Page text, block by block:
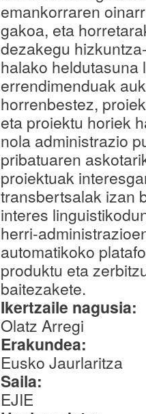
emankorraren
gakoa, eta
dezakegu
halako heldutasuna
errendimenduak
horrenbestez,
eta proiektu horiek
nola administrazio
pribatuaren
proiektuak
transbertsalak izan
interes
herri-
automatikoko
produktu eta
baitezakete.
Ikertzaile nagusia:
Olatz Arregi
Erakundea:
Eusko Jaurlaritza
Saila:
EJIE